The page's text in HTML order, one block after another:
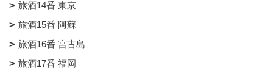
旅酒14番 東京
旅酒15番 阿蘇
旅酒16番 宮古島
旅酒17番 福岡